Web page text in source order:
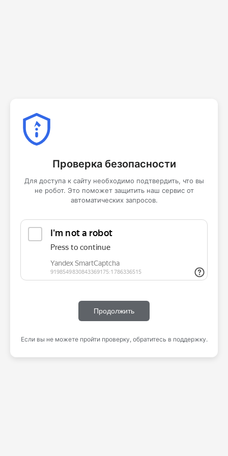
Проверка безопасности
Для доступа к сайту необходимо подтвердить, что вы
не робот. Это поможет защитить наш сервис от
автоматических запросов.
Продолжить
Если вы не можете пройти проверку, обратитесь в поддержку.